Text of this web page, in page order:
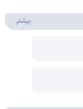
بیشتر